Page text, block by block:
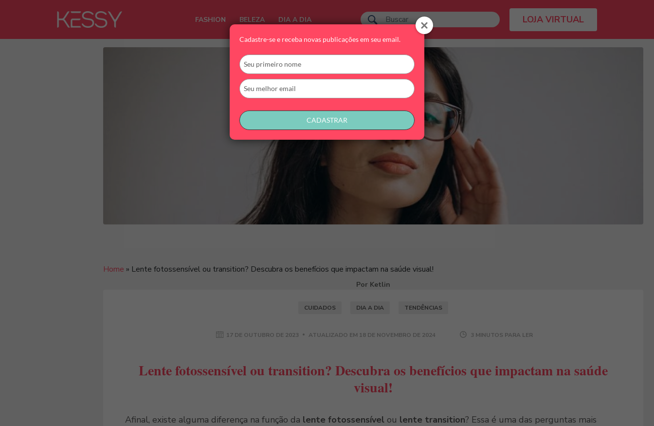
FASHION BELEZA DIA A DIA LOJA VIRTUAL
Home » Lente fotossensível ou transition? Descubra os benefícios que impactam na saúde visual!
Por Ketlin
CUIDADOS DIA A DIA TENDÊNCIAS
17 DE OUTUBRO DE 2023 ATUALIZADO EM 18 DE NOVEMBRO DE 2024 3 MINUTOS PARA LER
Lente fotossensível ou transition? Descubra os benefícios que impactam na saúde
visual!
Afinal, existe alguma diferença na função da lente fotossensívelou lente transition? Essa é uma das perguntas mais
Cadastre-se e receba novas publicações em seu email.
Digite
seu
nome
Digite
seu
CADASTRAR